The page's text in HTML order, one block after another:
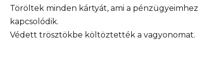
Töröltek minden kártyát, ami a pénzügyeimhez
kapcsolódik.
Védett trösztökbe költöztették a vagyonomat.